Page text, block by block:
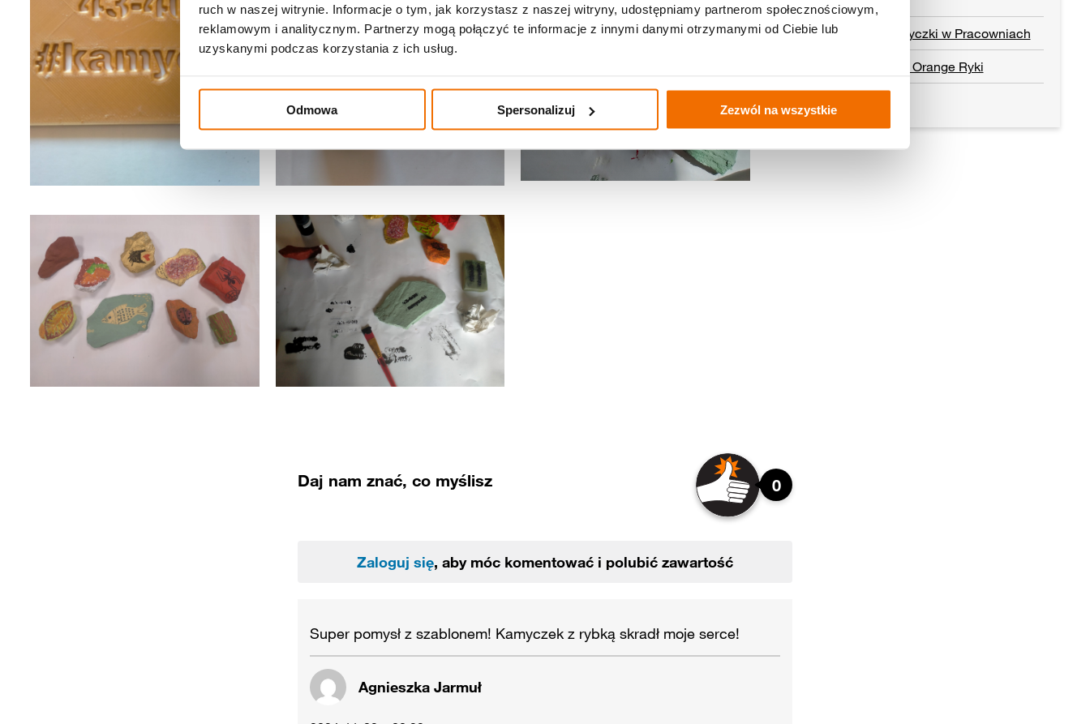
ruch w naszej witrynie. Informacje o tym, jak korzystasz z naszej witryny, udostępniamy partnerom społecznościowym,
reklamowym i analitycznym. Partnerzy mogą połączyć te informacje z innymi danymi otrzymanymi od Ciebie lub
uzyskanymi podczas korzystania z ich usług.
Odmowa Spersonalizuj Zezwól na wszystkie
Akcja kamyczki w Pracowniach
Pracownia Orange Ryki
Czytaj dalej
Daj nam znać, co myślisz 0
Zaloguj się, aby móc komentować i polubić zawartość
Agnieszka Jarmuł
Super pomysł z szablonem! Kamyczek z rybką skradł moje serce!